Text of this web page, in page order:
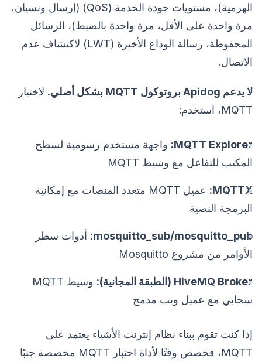
الهرمية)، مستويات جودة الخدمة (QoS) (إرسال ونسيان،
مرة واحدة على الأقل، مرة واحدة بالضبط)، الرسائل
المحفوظة، رسالة الوداع الأخيرة (LWT) لاكتشاف عدم
الاتصال.
لا يدعم Apidog بروتوكول MQTT بشكل أصلي.
لاختبار
MQTT، استخدم:
MQTT Explorer: واجهة مستخدم رسومية لسطح
المكتب للتفاعل مع وسيط MQTT
MQTTX:
عميل MQTT متعدد المنصات مع إمكانية
البرمجة النصية
mosquitto_sub/mosquitto_pub:
أدوات سطر
الأوامر من مشروع Mosquitto
HiveMQ Broker (الطبقة المجانية):
وسيط MQTT
سحابي مع عميل ويب مدمج
إذا كنت تقوم ببناء نظام إنترنت الأشياء يعتمد على
MQTT، فخصص وقتًا لأداة اختبار MQTT مخصصة جنبًا